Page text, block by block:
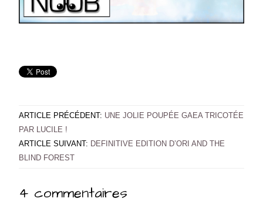
ARTICLE PRÉCÉDENT: UNE JOLIE POUPÉE GAEA TRICOTÉE
PAR LUCILE !
ARTICLE SUIVANT: DEFINITIVE EDITION D’ORI AND THE
BLIND FOREST
4 commentaires